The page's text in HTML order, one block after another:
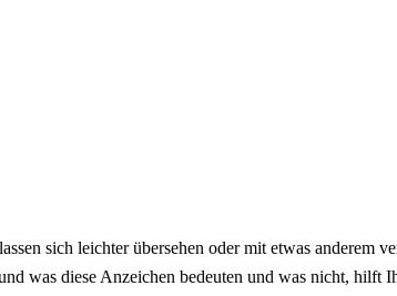
sich leichter übersehen oder mit etwas anderem
was diese Anzeichen bedeuten und was nicht, hilft